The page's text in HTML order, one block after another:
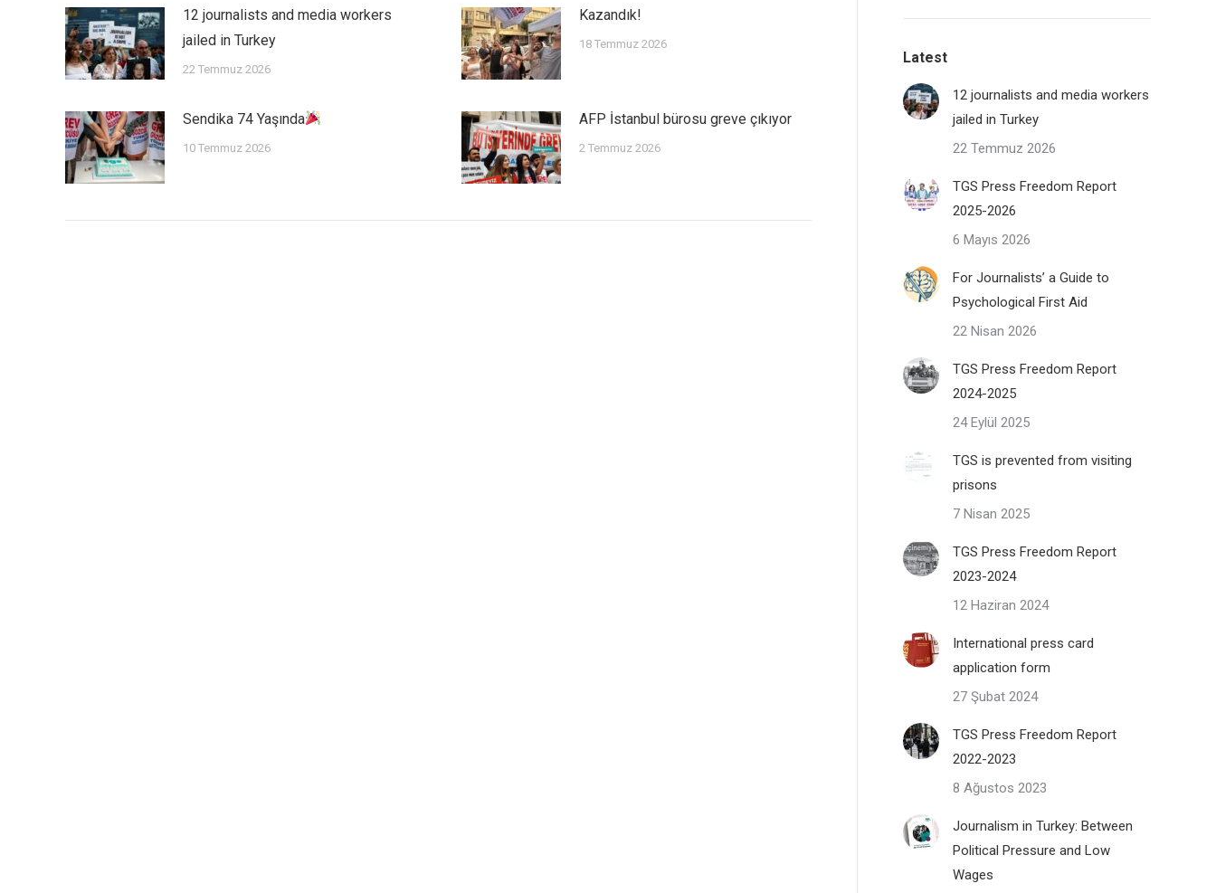
12 journalists and media workers
jailed in Turkey
22 Temmuz 2026
Kazandık!
18 Temmuz 2026
Sendika 74 Yaşında
10 Temmuz 2026
AFP İstanbul bürosu greve çıkıyor
2 Temmuz 2026
Latest
12 journalists and media workers
jailed in Turkey
22 Temmuz 2026
TGS Press Freedom Report
2025-2026
6 Mayıs 2026
For Journalists’ a Guide to
Psychological First Aid
22 Nisan 2026
TGS Press Freedom Report
2024-2025
24 Eylül 2025
TGS is prevented from visiting
prisons
7 Nisan 2025
TGS Press Freedom Report
2023-2024
12 Haziran 2024
International press card
application form
27 Şubat 2024
TGS Press Freedom Report
2022-2023
8 Ağustos 2023
Journalism in Turkey: Between
Political Pressure and Low
Wages